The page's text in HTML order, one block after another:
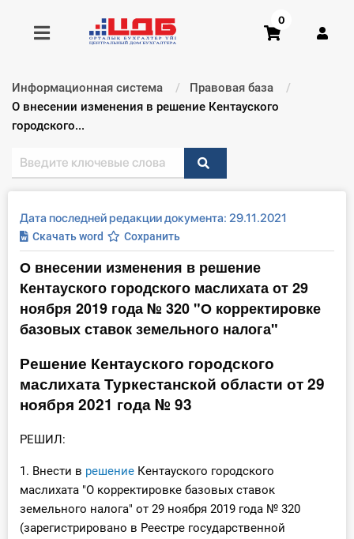
Получить консультацию
Главная ИС
Формы
Консультации
Правовая база
Инструменты
Вебинары
Участник ВЭД
Практика ИП
0
Информационная система
Правовая база
Текущий:
О внесении изменения в решение Кентауского
городского...
Дата последней редакции документа: 29.11.2021
Скачать word Сохранить
О внесении изменения в решение
Кентауского городского маслихата от 29
ноября 2019 года № 320 "О корректировке
базовых ставок земельного налога"
Решение Кентауского городского
маслихата Туркестанской области от 29
ноября 2021 года № 93
РЕШИЛ:
1. Внести в решение Кентауского городского
маслихата "О корректировке базовых ставок
земельного налога" от 29 ноября 2019 года № 320
(зарегистрировано в Реестре государственной